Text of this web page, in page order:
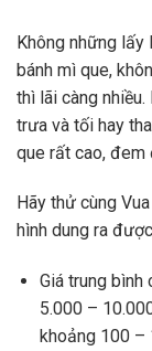
Không những lấy
bánh mì que,
thì lãi càng
trưa và tối hay
que rất cao, đem
Hãy thử cùng
hình dung ra
Giá trung bình
5.000 –
khoảng 100 –